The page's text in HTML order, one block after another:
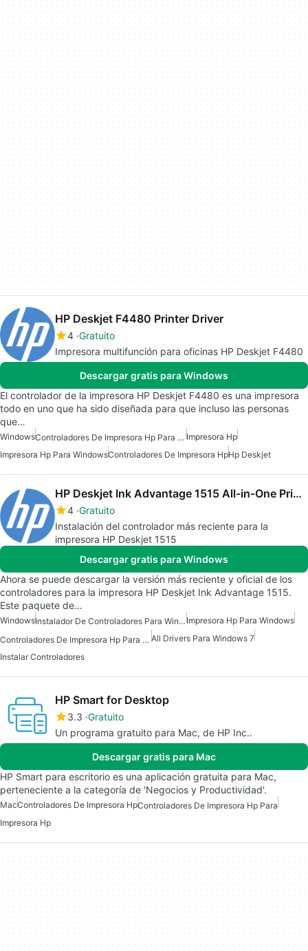
HP Deskjet F4480 Printer Driver
4 Gratuito
Impresora multifunción para oficinas HP Deskjet F4480
Descargar gratis para Windows
El controlador de la impresora HP Deskjet F4480 es una impresora
todo en uno que ha sido diseñada para que incluso las personas
que…
Windows Controladores De Impresora Hp Para Windows Impresora Hp
Impresora Hp Para WindowsControladores De Impresora HpHp Deskjet
HP Deskjet Ink Advantage 1515 All-in-One Printer drivers
4 Gratuito
Instalación del controlador más reciente para la
impresora HP Deskjet 1515
Descargar gratis para Windows
Ahora se puede descargar la versión más reciente y oficial de los
controladores para la impresora HP Deskjet Ink Advantage 1515.
Este paquete de…
Windows Instalador De Controladores Para Windows 7Impresora Hp Para Windows
Controladores De Impresora Hp Para Windows All Drivers Para Windows 7
Instalar Controladores
HP Smart for Desktop
3.3 Gratuito
Un programa gratuito para Mac, de HP Inc..
Descargar gratis para Mac
HP Smart para escritorio es una aplicación gratuita para Mac,
perteneciente a la categoría de 'Negocios y Productividad'.
MacControladores De Impresora HpControladores De Impresora Hp Para
Impresora Hp